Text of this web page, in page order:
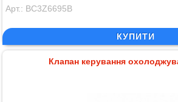
Арт.: BC3Z6695B
КУПИТИ
Клапан керування